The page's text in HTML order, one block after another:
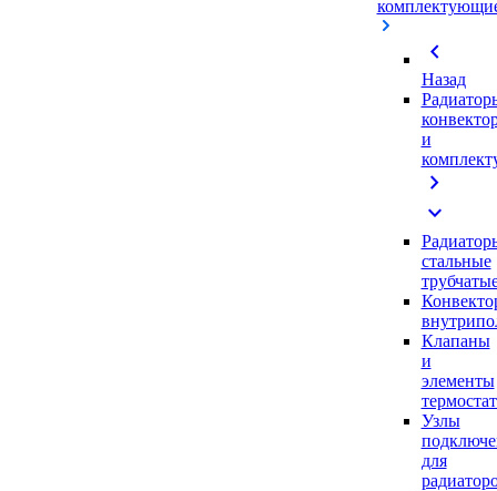
chevron_left
Назад
и
chevron_right
expand_more
стальные
Клапаны
и
элементы
Узлы
для